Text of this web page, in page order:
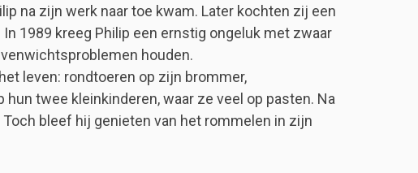
na zijn werk naar toe kwam. Later kochten zij een
1989 kreeg Philip een ernstig ongeluk met zwaar
houden.
leven: rondtoeren op zijn brommer,
twee kleinkinderen, waar ze veel op pasten. Na
bleef hij genieten van het rommelen in zijn